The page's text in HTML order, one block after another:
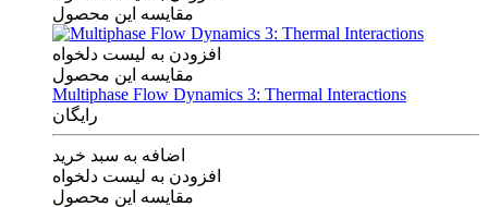
مقایسه این محصول
افزودن به لیست دلخواه
مقایسه این محصول
Multiphase Flow Dynamics 3: Thermal Interactions
رایگان
اضافه به سبد خرید
افزودن به لیست دلخواه
مقایسه این محصول